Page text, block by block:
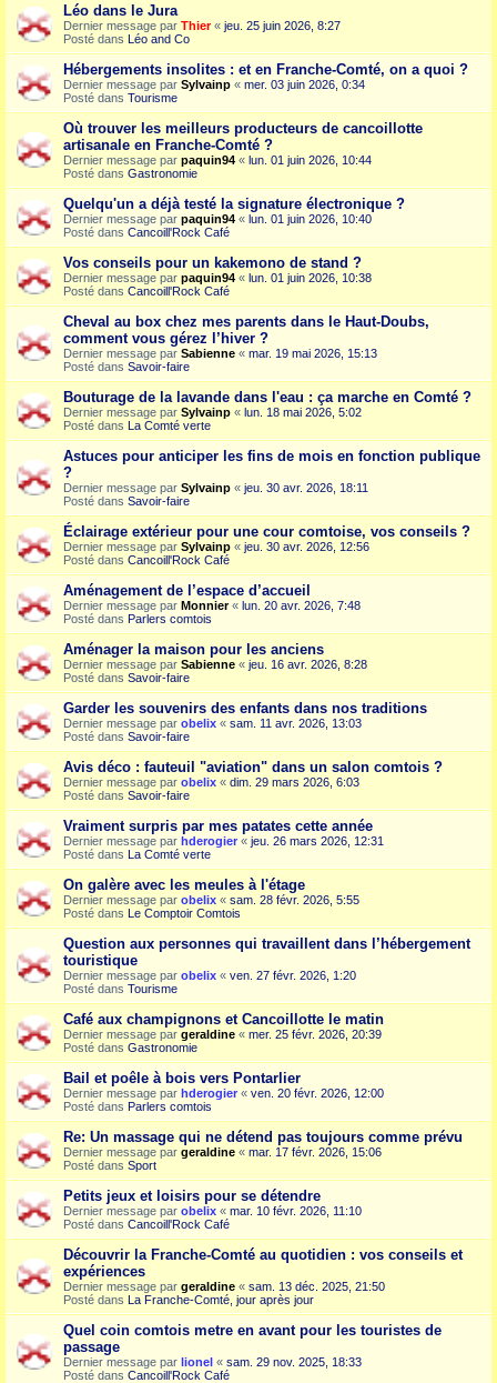
Léo dans le Jura
Dernier message par Thier« jeu. 25 juin 2026, 8:27
Posté dans Léo and Co
Hébergements insolites : et en Franche-Comté, on a quoi ?
Dernier message par Sylvainp « mer. 03 juin 2026, 0:34
Posté dans Tourisme
Où trouver les meilleurs producteurs de cancoillotte
artisanale en Franche-Comté ?
Dernier message par paquin94 « lun. 01 juin 2026, 10:44
Posté dans Gastronomie
Quelqu'un a déjà testé la signature électronique ?
Dernier message par paquin94 « lun. 01 juin 2026, 10:40
Posté dans Cancoill'Rock Café
Vos conseils pour un kakemono de stand ?
Dernier message par paquin94 « lun. 01 juin 2026, 10:38
Posté dans Cancoill'Rock Café
Cheval au box chez mes parents dans le Haut-Doubs,
comment vous gérez l’hiver ?
Dernier message par Sabienne « mar. 19 mai 2026, 15:13
Posté dans Savoir-faire
Bouturage de la lavande dans l'eau : ça marche en Comté ?
Dernier message par Sylvainp « lun. 18 mai 2026, 5:02
Posté dans La Comté verte
Astuces pour anticiper les fins de mois en fonction publique
?
Dernier message par Sylvainp « jeu. 30 avr. 2026, 18:11
Posté dans Savoir-faire
Éclairage extérieur pour une cour comtoise, vos conseils ?
Dernier message par Sylvainp « jeu. 30 avr. 2026, 12:56
Posté dans Cancoill'Rock Café
Aménagement de l’espace d’accueil
Dernier message par Monnier« lun. 20 avr. 2026, 7:48
Posté dans Parlers comtois
Aménager la maison pour les anciens
Dernier message par Sabienne « jeu. 16 avr. 2026, 8:28
Posté dans Savoir-faire
Garder les souvenirs des enfants dans nos traditions
Dernier message par obelix « sam. 11 avr. 2026, 13:03
Posté dans Savoir-faire
Avis déco : fauteuil "aviation" dans un salon comtois ?
Dernier message par obelix « dim. 29 mars 2026, 6:03
Posté dans Savoir-faire
Vraiment surpris par mes patates cette année
Dernier message par hderogier « jeu. 26 mars 2026, 12:31
Posté dans La Comté verte
On galère avec les meules à l'étage
Dernier message par obelix « sam. 28 févr. 2026, 5:55
Posté dans Le Comptoir Comtois
Question aux personnes qui travaillent dans l’hébergement
touristique
Dernier message par obelix « ven. 27 févr. 2026, 1:20
Posté dans Tourisme
Café aux champignons et Cancoillotte le matin
Dernier message par geraldine « mer. 25 févr. 2026, 20:39
Posté dans Gastronomie
Bail et poêle à bois vers Pontarlier
Dernier message par hderogier « ven. 20 févr. 2026, 12:00
Posté dans Parlers comtois
Re: Un massage qui ne détend pas toujours comme prévu
Dernier message par geraldine « mar. 17 févr. 2026, 15:06
Posté dans Sport
Petits jeux et loisirs pour se détendre
Dernier message par obelix « mar. 10 févr. 2026, 11:10
Posté dans Cancoill'Rock Café
Découvrir la Franche-Comté au quotidien : vos conseils et
expériences
Dernier message par geraldine « sam. 13 déc. 2025, 21:50
Posté dans La Franche-Comté, jour après jour
Quel coin comtois metre en avant pour les touristes de
passage
Dernier message par lionel « sam. 29 nov. 2025, 18:33
Posté dans Cancoill'Rock Café